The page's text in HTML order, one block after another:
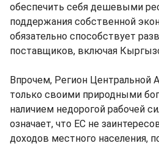
обеспечить себя дешевыми
поддержания собственной
обязательно способствует
поставщиков, включая
Впрочем, Регион Центральной
только своими природными
наличием недорогой рабочей
означает, что ЕС не
доходов местного населения,